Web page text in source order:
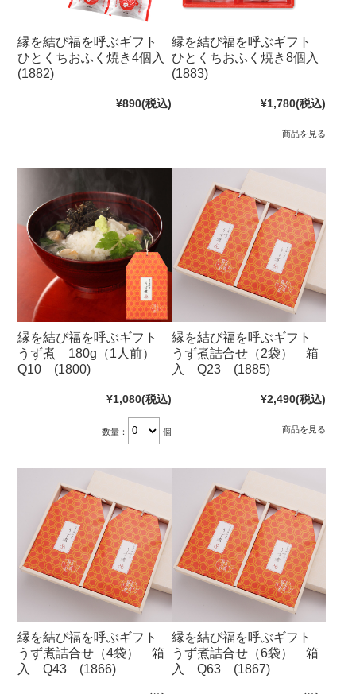
縁を結び福を呼ぶギフト
ひとくちおふく焼き4個入
(1882)
¥890(税込)
縁を結び福を呼ぶギフト
ひとくちおふく焼き8個入
(1883)
¥1,780(税込)
商品を見る
縁を結び福を呼ぶギフト
うず煮 180g（1人前）
Q10 (1800)
¥1,080(税込)
数量： 個
縁を結び福を呼ぶギフト
うず煮詰合せ（2袋） 箱
入 Q23 (1885)
¥2,490(税込)
商品を見る
縁を結び福を呼ぶギフト
うず煮詰合せ（4袋） 箱
入 Q43 (1866)
縁を結び福を呼ぶギフト
うず煮詰合せ（6袋） 箱
入 Q63 (1867)